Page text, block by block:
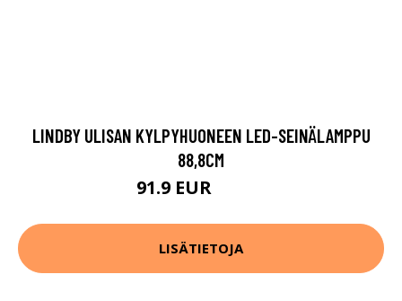
LINDBY ULISAN KYLPYHUONEEN LED-SEINÄLAMPPU
88,8CM
91.9 EUR
LISÄTIETOJA